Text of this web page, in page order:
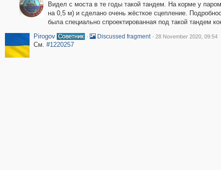
Видел с моста в те годы такой тандем. На корме у
на 0,5 м) и сделано очень жёсткое сцепление.
была специально спроектированная под такой тандем
Pirogov
· Discussed fragment · 28 November 2020, 09:54
См. #1220257